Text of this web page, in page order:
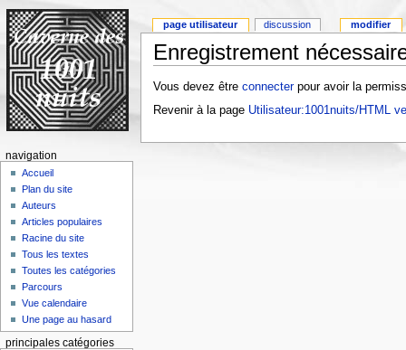
Enregistrement
Vous devez être connecterpour avoir la
Revenir à la page Utilisateur:1001nuits/HTML
page utilisateur discussion modifier
navigation
Accueil
Plan du site
Auteurs
Articles populaires
Racine du site
Tous les textes
Toutes les catégories
Parcours
Vue calendaire
Une page au hasard
principales catégories